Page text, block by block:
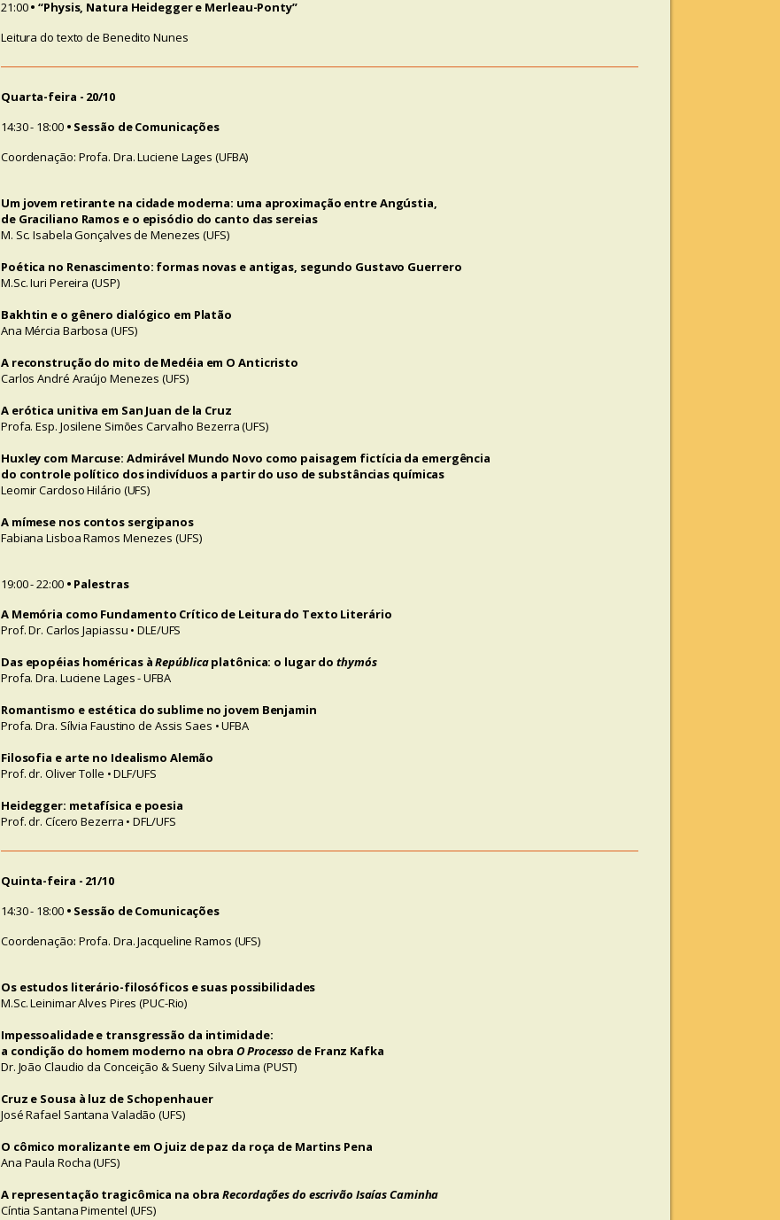
21:00• “Physis, Natura Heidegger e Merleau-Ponty”
Leitura do texto de Benedito Nunes
Quarta-feira - 20/10
14:30 - 18:00• Sessão de Comunicações
Coordenação: Profa. Dra. Luciene Lages (UFBA)
Um jovem retirante na cidade moderna: uma aproximação entre Angústia,
de Graciliano Ramos e o episódio do canto das sereias
M. Sc. Isabela Gonçalves de Menezes (UFS)
Poética no Renascimento: formas novas e antigas, segundo Gustavo Guerrero
M.Sc. Iuri Pereira (USP)
Bakhtin e o gênero dialógico em Platão
Ana Mércia Barbosa (UFS)
A reconstrução do mito de Medéia em O Anticristo
Carlos André Araújo Menezes (UFS)
A erótica unitiva em San Juan de la Cruz
Profa. Esp. Josilene Simões Carvalho Bezerra (UFS)
Huxley com Marcuse: Admirável Mundo Novo como paisagem fictícia da emergência
do controle político dos indivíduos a partir do uso de substâncias químicas
Leomir Cardoso Hilário (UFS)
A mímese nos contos sergipanos
Fabiana Lisboa Ramos Menezes (UFS)
19:00 - 22:00• Palestras
A Memória como Fundamento Crítico de Leitura do Texto Literário
Prof. Dr. Carlos Japiassu • DLE/UFS
Das epopéias homéricas àRepúblicaplatônica: o lugar dothymós
Profa. Dra. Luciene Lages - UFBA
Romantismo e estética do sublime no jovem Benjamin
Profa. Dra. Sílvia Faustino de Assis Saes • UFBA
Filosofia e arte no Idealismo Alemão
Prof. dr. Oliver Tolle • DLF/UFS
Heidegger: metafísica e poesia
Prof. dr. Cícero Bezerra • DFL/UFS
Quinta-feira - 21/10
14:30 - 18:00• Sessão de Comunicações
Coordenação: Profa. Dra. Jacqueline Ramos (UFS)
Os estudos literário-filosóficos e suas possibilidades
M.Sc. Leinimar Alves Pires (PUC-Rio)
Impessoalidade e transgressão da intimidade:
a condição do homem moderno na obraO Processo de Franz Kafka
Dr. João Claudio da Conceição & Sueny Silva Lima (PUST)
Cruz e Sousa à luz de Schopenhauer
José Rafael Santana Valadão (UFS)
O cômico moralizante em O juiz de paz da roça de Martins Pena
Ana Paula Rocha (UFS)
A representação tragicômica na obraRecordações do escrivão Isaías Caminha
Cíntia Santana Pimentel (UFS)